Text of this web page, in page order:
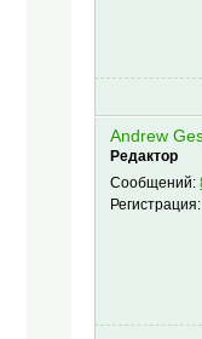
Andrew
Редактор
Сообщений: